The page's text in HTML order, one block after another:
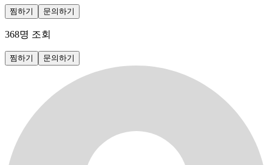
찜하기 문의하기
368명 조회
찜하기 문의하기